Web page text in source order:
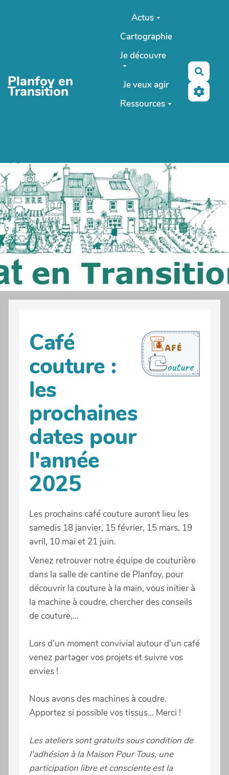
Planfoy en
Transition
Actus
Cartographie
Je découvre
Je veux agir
Ressources
Café
couture :
les
prochaines
dates pour
l'année
2025
Les prochains café couture auront lieu les
samedis 18 janvier, 15 février, 15 mars, 19
avril, 10 mai et 21 juin.
Venez retrouver notre équipe de couturière
dans la salle de cantine de Planfoy, pour
découvrir la couture à la main, vous initier à
la machine à coudre, chercher des conseils
de couture,...
Lors d'un moment convivial autour d'un café
venez partager vos projets et suivre vos
envies !
Nous avons des machines à coudre.
Apportez si possible vos tissus... Merci !
Les ateliers sont gratuits sous condition de
l'adhésion à la Maison Pour Tous, une
participation libre et consciente est la